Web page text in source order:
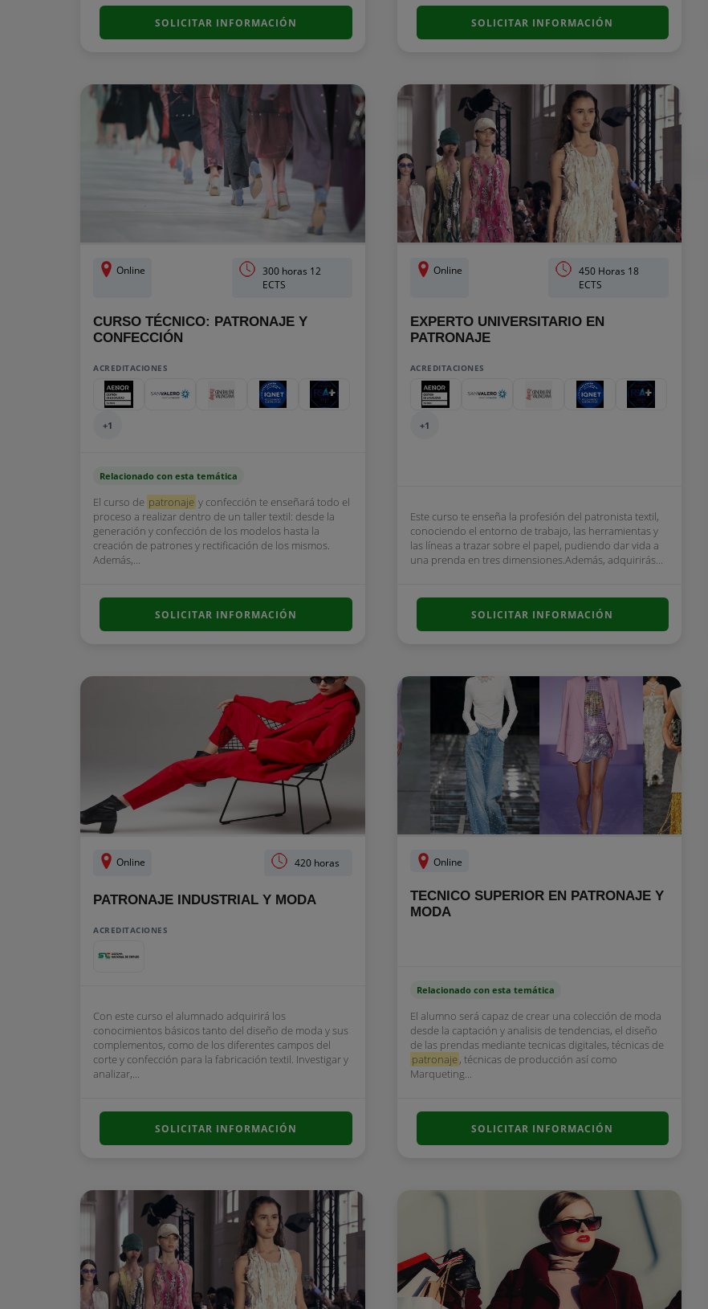
SOLICITAR INFORMACIÓN SOLICITAR INFORMACIÓN
Online
300 horas 12
ECTS
CURSO TÉCNICO: PATRONAJE Y
CONFECCIÓN
ACREDITACIONES
+1
Relacionado con esta temática
El curso de patronaje y confección te enseñará todo el
proceso a realizar dentro de un taller textil: desde la
generación y confección de los modelos hasta la
creación de patrones y rectificación de los mismos.
Además,...
SOLICITAR INFORMACIÓN
Online
450 Horas 18
ECTS
EXPERTO UNIVERSITARIO EN
PATRONAJE
ACREDITACIONES
+1
Este curso te enseña la profesión del patronista textil,
conociendo el entorno de trabajo, las herramientas y
las líneas a trazar sobre el papel, pudiendo dar vida a
una prenda en tres dimensiones.Además, adquirirás...
SOLICITAR INFORMACIÓN
Online 420 horas
PATRONAJE INDUSTRIAL Y MODA
ACREDITACIONES
Con este curso el alumnado adquirirá los
conocimientos básicos tanto del diseño de moda y sus
complementos, como de los diferentes campos del
corte y confección para la fabricación textil. Investigar y
analizar,...
SOLICITAR INFORMACIÓN
Online
TECNICO SUPERIOR EN PATRONAJE Y
MODA
Relacionado con esta temática
El alumno será capaz de crear una colección de moda
desde la captación y analisis de tendencias, el diseño
de las prendas mediante tecnicas digitales, técnicas de
patronaje, técnicas de producción así como
Marqueting...
SOLICITAR INFORMACIÓN